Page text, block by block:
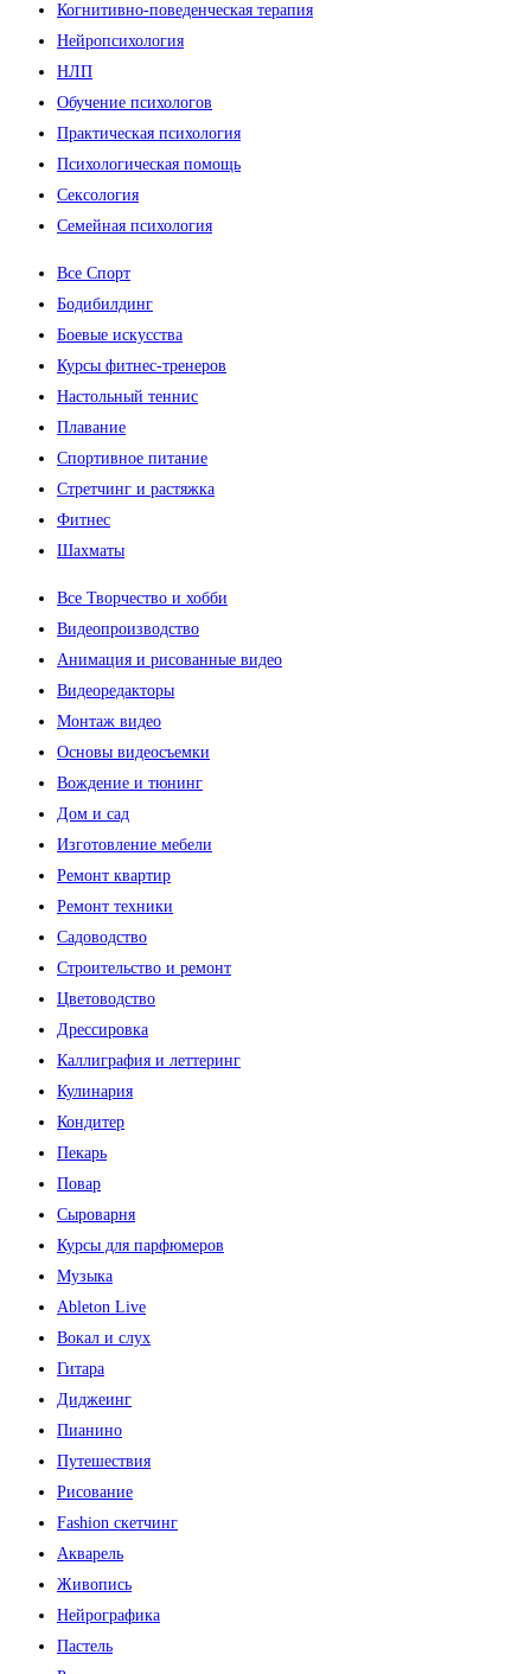
Когнитивно-поведенческая терапия
Нейропсихология
НЛП
Обучение психологов
Практическая психология
Психологическая помощь
Сексология
Семейная психология
Все Спорт
Бодибилдинг
Боевые искусства
Курсы фитнес-тренеров
Настольный теннис
Плавание
Спортивное питание
Стретчинг и растяжка
Фитнес
Шахматы
Все Творчество и хобби
Видеопроизводство
Анимация и рисованные видео
Видеоредакторы
Монтаж видео
Основы видеосъемки
Вождение и тюнинг
Дом и сад
Изготовление мебели
Ремонт квартир
Ремонт техники
Садоводство
Строительство и ремонт
Цветоводство
Дрессировка
Каллиграфия и леттеринг
Кулинария
Кондитер
Пекарь
Повар
Сыроварня
Курсы для парфюмеров
Музыка
Ableton Live
Вокал и слух
Гитара
Диджеинг
Пианино
Путешествия
Рисование
Fashion скетчинг
Акварель
Живопись
Нейрографика
Пастель